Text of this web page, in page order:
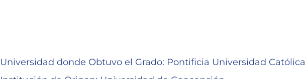
Universidad donde Obtuvo el Grado: Pontificia Universidad